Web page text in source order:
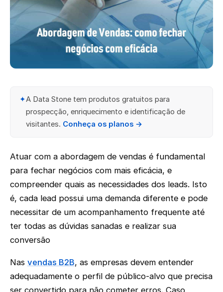
✦A Data Stone tem produtos gratuitos para
prospecção, enriquecimento e identificação de
visitantes. Conheça os planos →
Atuar com a abordagem de vendas é fundamental
para fechar negócios com mais eficácia, e
compreender quais as necessidades dos leads. Isto
é, cada lead possui uma demanda diferente e pode
necessitar de um acompanhamento frequente até
ter todas as dúvidas sanadas e realizar sua
conversão
Nas vendas B2B, as empresas devem entender
adequadamente o perfil de público-alvo que precisa
ser convertido para não cometer erros. Caso